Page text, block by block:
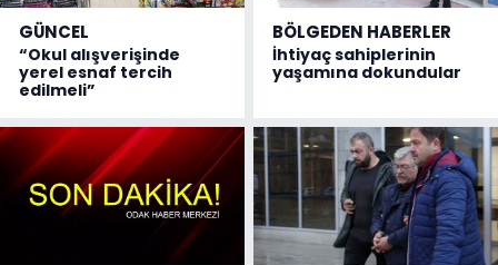
GÜNCEL
“Okul alışverişinde
yerel esnaf tercih
edilmeli”
BÖLGEDEN HABERLER
İhtiyaç sahiplerinin
yaşamına dokundular